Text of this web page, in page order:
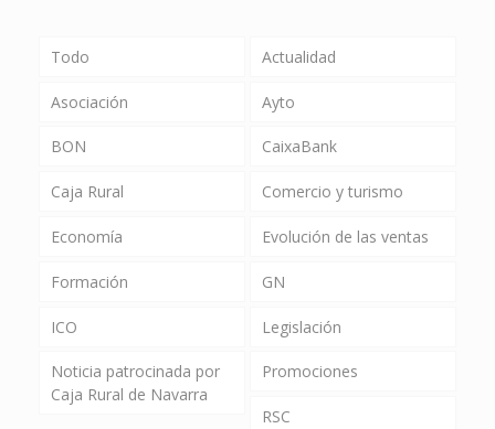
Todo Actualidad
Asociación Ayto
BON CaixaBank
Caja Rural Comercio y turismo
Economía Evolución de las ventas
Formación GN
ICO Legislación
Noticia patrocinada por
Caja Rural de Navarra
Promociones
RSC